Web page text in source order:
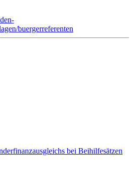
buergerreferenten
bei Beihilfesätzen